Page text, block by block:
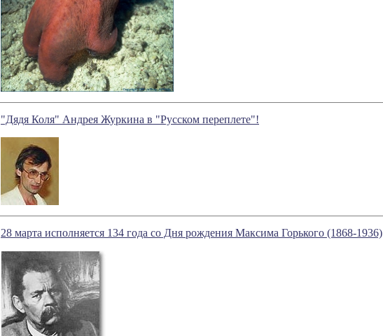
"Дядя Коля" Андрея Журкина в "Русском переплете"!
28 марта исполняется 134 года со Дня рождения Максима Горького (1868-1936)